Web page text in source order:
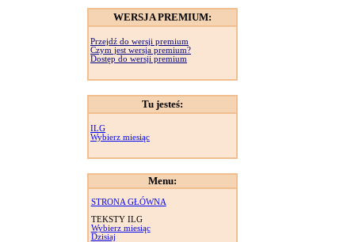
WERSJA PREMIUM:
Przejdź do wersji premium
Czym jest wersja premium?
Dostęp do wersji premium
Tu jesteś:
ILG
Wybierz miesiąc
Menu:
STRONA GŁÓWNA
TEKSTY ILG
Wybierz miesiąc
Dzisiaj